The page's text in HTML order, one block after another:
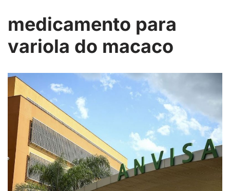
medicamento para
variola do macaco